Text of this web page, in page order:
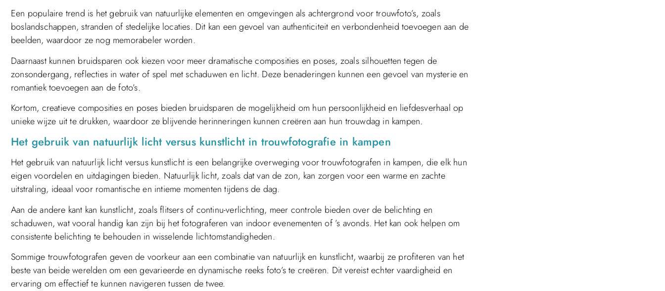
Een populaire trend is het gebruik van natuurlijke elementen en omgevingen als achtergrond voor trouwfoto’s, zoals
boslandschappen, stranden of stedelijke locaties. Dit kan een gevoel van authenticiteit en verbondenheid toevoegen aan de
beelden, waardoor ze nog memorabeler worden.
Daarnaast kunnen bruidsparen ook kiezen voor meer dramatische composities en poses, zoals silhouetten tegen de
zonsondergang, reflecties in water of spel met schaduwen en licht. Deze benaderingen kunnen een gevoel van mysterie en
romantiek toevoegen aan de foto’s.
Kortom, creatieve composities en poses bieden bruidsparen de mogelijkheid om hun persoonlijkheid en liefdesverhaal op
unieke wijze uit te drukken, waardoor ze blijvende herinneringen kunnen creëren aan hun trouwdag in kampen.
Het gebruik van natuurlijk licht versus kunstlicht in trouwfotografie in kampen
Het gebruik van natuurlijk licht versus kunstlicht is een belangrijke overweging voor trouwfotografen in kampen, die elk hun
eigen voordelen en uitdagingen bieden. Natuurlijk licht, zoals dat van de zon, kan zorgen voor een warme en zachte
uitstraling, ideaal voor romantische en intieme momenten tijdens de dag.
Aan de andere kant kan kunstlicht, zoals flitsers of continu-verlichting, meer controle bieden over de belichting en
schaduwen, wat vooral handig kan zijn bij het fotograferen van indoor evenementen of ’s avonds. Het kan ook helpen om
consistente belichting te behouden in wisselende lichtomstandigheden.
Sommige trouwfotografen geven de voorkeur aan een combinatie van natuurlijk en kunstlicht, waarbij ze profiteren van het
beste van beide werelden om een gevarieerde en dynamische reeks foto’s te creëren. Dit vereist echter vaardigheid en
ervaring om effectief te kunnen navigeren tussen de twee.